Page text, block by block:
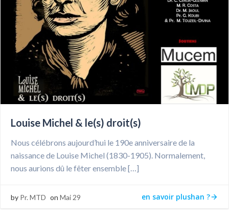
Louise Michel & le(s) droit(s)
Nous célébrons aujourd’hui le 190e anniversaire de la
naissance de Louise Michel (1830-1905). Normalement,
nous aurions dû le fêter ensemble […]
by Pr. MTD on Mai 29 en savoir plushan ?